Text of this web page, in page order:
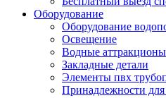
Оборудование
Оборудование
Освещение
Водные аттракционы
Закладные детали
Элементы пвх
Принадлежности для